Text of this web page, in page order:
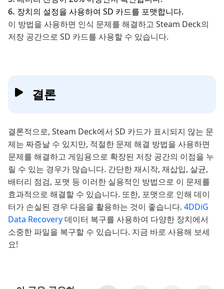
장치의 설정을 사용하여 SD 카드를 포맷합니다.
이 방법을 사용하면 인식 문제를 해결하고 Steam Deck의
저장 공간으로 SD 카드를 사용할 수 있습니다.
결론
결론적으로, Steam Deck에서 SD 카드가 표시되지 않는 문
제는 짜증날 수 있지만, 적절한 문제 해결 방법을 사용하면
문제를 해결하고 게임용으로 확장된 저장 공간의 이점을 누
릴 수 있는 경우가 많습니다. 간단한 재시작, 재삽입, 살균,
배터리 점검, 포맷 등 이러한 실용적인 방법으로 이 문제를
효과적으로 해결할 수 있습니다. 또한, 포맷으로 인해 데이
터가 손실된 경우 다음을 활용하는 것이 좋습니다. 4DDiG
Data Recovery데이터 복구를 사용하여 다양한 장치에서
소중한 파일을 복구할 수 있습니다. 지금 바로 사용해 보세
요!